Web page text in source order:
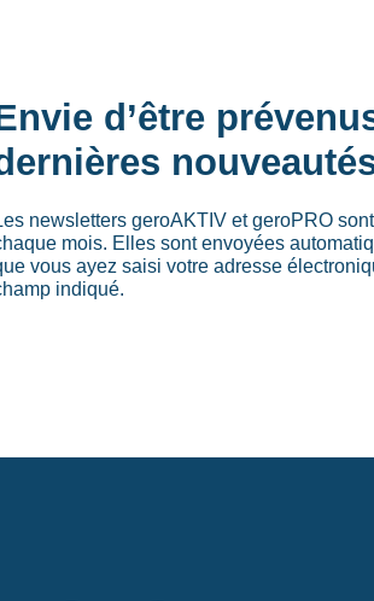
d’être
newsletters geroAKTIV et geroPRO
mois. Elles sont envoyées
vous ayez saisi votre adresse
indiqué.